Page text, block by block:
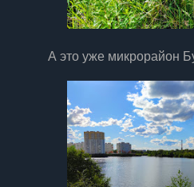
А это уже микрорайон